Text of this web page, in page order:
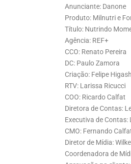
Anunciante: Danone
Produto: Milnutri e
Título: Nutrindo
Agência: REF+
CCO: Renato Pereira
DC: Paulo Zamora
Criação: Felipe
RTV: Larissa Ricucci
COO: Ricardo Calfat
Diretora de Contas:
Executiva de Contas:
CMO: Fernando
Diretor de Mídia:
Coordenadora de